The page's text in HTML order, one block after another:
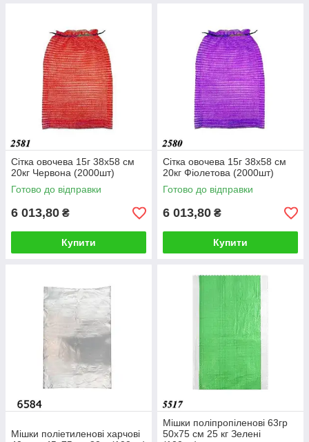
Сітка овочева 15г 38х58 см
20кг Червона (2000шт)
Готово до відправки
6 013,80 ₴
Купити
Сітка овочева 15г 38х58 см
20кг Фіолетова (2000шт)
Готово до відправки
6 013,80 ₴
Купити
Мішки поліетиленові харчові
Мішки поліпропіленові 63гр
50х75 см 25 кг Зелені